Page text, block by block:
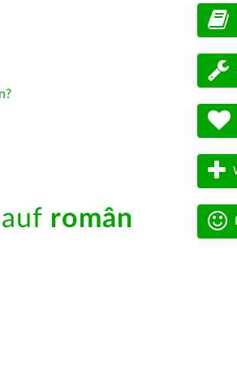
român